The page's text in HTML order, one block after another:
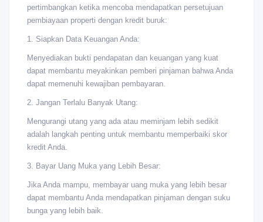
pertimbangkan ketika mencoba mendapatkan persetujuan
pembiayaan properti dengan kredit buruk:
1. Siapkan Data Keuangan Anda:
Menyediakan bukti pendapatan dan keuangan yang kuat
dapat membantu meyakinkan pemberi pinjaman bahwa Anda
dapat memenuhi kewajiban pembayaran.
2. Jangan Terlalu Banyak Utang:
Mengurangi utang yang ada atau meminjam lebih sedikit
adalah langkah penting untuk membantu memperbaiki skor
kredit Anda.
3. Bayar Uang Muka yang Lebih Besar:
Jika Anda mampu, membayar uang muka yang lebih besar
dapat membantu Anda mendapatkan pinjaman dengan suku
bunga yang lebih baik.